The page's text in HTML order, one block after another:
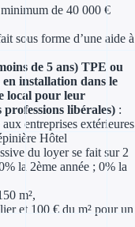
Aides
Aides
Tous les
MAPi
Simulateur d'éligibilité
Quelles aides pour
de 40 000 €
sous forme d’une aide à
de 5 ans) TPE ou
installation dans le
local pour leur
libérales) :
entreprises extérieures
Hôtel
du loyer se fait sur 2
la 2ème année ; 0% la
m²,
et 100 € du m² pour un